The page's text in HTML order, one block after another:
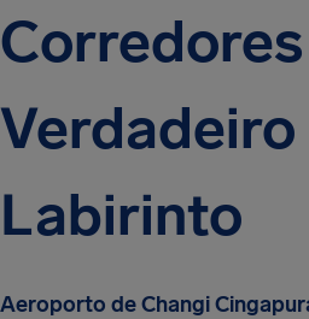
Verdadeiro
Labirinto
Aeroporto de Changi